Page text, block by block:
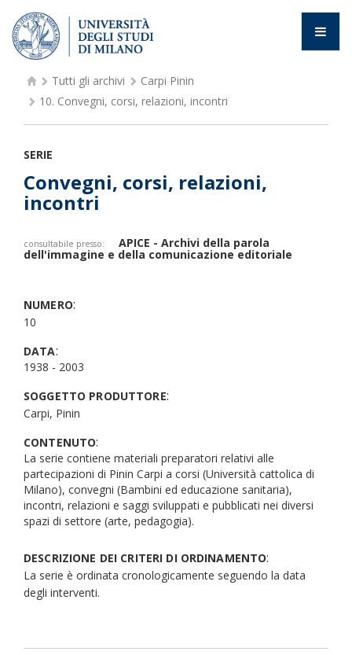
Tutti gli archivi
Carpi Pinin
10. Convegni, corsi, relazioni, incontri
SERIE
Convegni, corsi, relazioni,
incontri
consultabile presso: APICE - Archivi della parola
dell'immagine e della comunicazione editoriale
NUMERO:
10
DATA:
1938 - 2003
SOGGETTO PRODUTTORE:
Carpi, Pinin
CONTENUTO:
La serie contiene materiali preparatori relativi alle
partecipazioni di Pinin Carpi a corsi (Università cattolica di
Milano), convegni (Bambini ed educazione sanitaria),
incontri, relazioni e saggi sviluppati e pubblicati nei diversi
spazi di settore (arte, pedagogia).
DESCRIZIONE DEI CRITERI DI ORDINAMENTO:
La serie è ordinata cronologicamente seguendo la data
degli interventi.